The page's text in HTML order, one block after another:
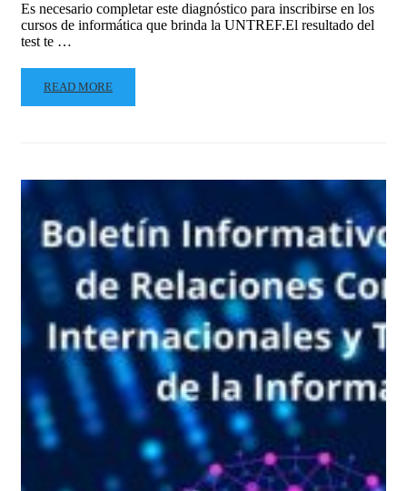
Es necesario completar este diagnóstico para inscribirse en los
cursos de informática que brinda la UNTREF.El resultado del
test te …
READ MORE